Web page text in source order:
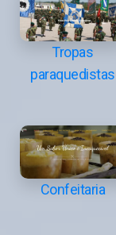
Tropas
paraquedistas
Confeitaria